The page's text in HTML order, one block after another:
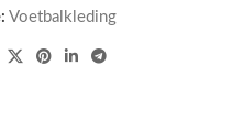
Voetbalkleding